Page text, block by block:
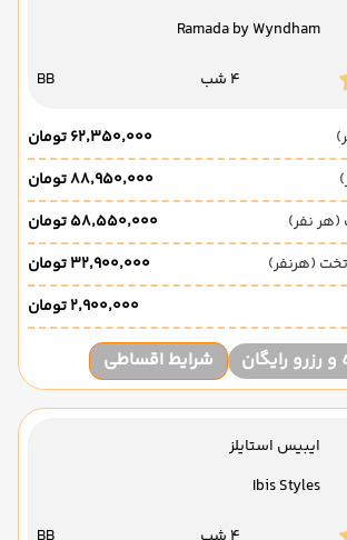
Ramada by Wyndham
4 شب BB
۶۲٬۳۵۰٬۰۰۰ تومان
۸۸٬۹۵۰٬۰۰۰ تومان
نفر)
۵۸٬۵۵۰٬۰۰۰ تومان
(هرنفر)
۳۲٬۹۰۰٬۰۰۰ تومان
۲٬۹۰۰٬۰۰۰ تومان
رزرو رایگان شرایط اقساطی
ایبیس استایلز
Ibis Styles